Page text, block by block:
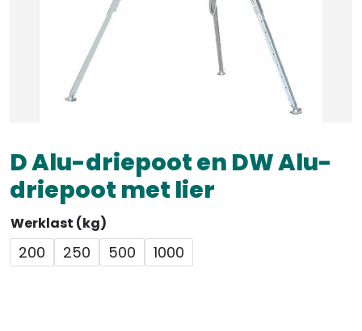
D Alu-driepoot en DW Alu-
driepoot met lier
Werklast (kg)
200 250 500 1000